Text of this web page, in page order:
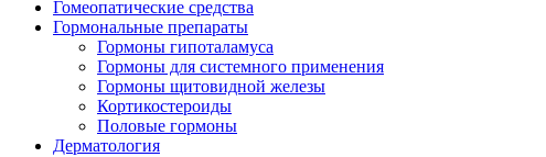
Гомеопатические средства
Гормональные препараты
Гормоны гипоталамуса
Гормоны для системного применения
Гормоны щитовидной железы
Кортикостероиды
Половые гормоны
Дерматология